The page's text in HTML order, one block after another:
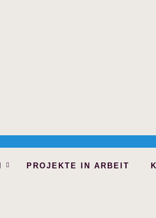
PROJEKTE IN ARBEIT